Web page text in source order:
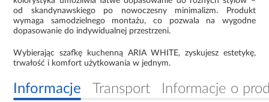
od skandynawskiego po nowoczesny minimalizm. Produkt
wymaga samodzielnego montażu, co pozwala na wygodne
dopasowanie do indywidualnej przestrzeni.
Wybierając szafkę kuchenną ARIA WHITE, zyskujesz estetykę,
trwałość i komfort użytkowania w jednym.
Informacje Transport Informacje o